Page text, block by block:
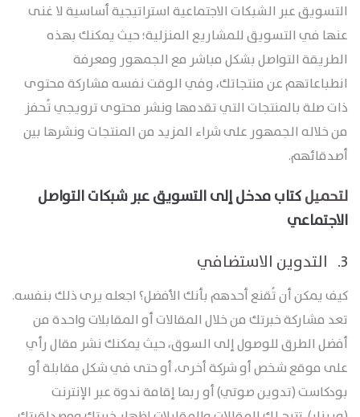
التسويق عبر الشبكات الاجتماعية استراتيجية أساسية لا غنى
عنها في التسويق للمشاريع المنزلية؛ حيث يمكنك بهذه
الطريقة التواصل بشكل مباشر مع الجمهور ومعرفة
انطباعاتهم عن منتجاتك، وفي الوقت نفسه مشاركة محتوى
ذات صلة بالمنتجات التي تقدمها ونشر محتوى ترويجي تُحفز
من خلاله الجمهور على شراء المزيد من المنتجات ونشرها بين
أصدقائهم.
لتحميلكتاب ﻣﺪﺧﻞ ﺇﻟﻰ ﺍلتسويق ﻋﺒﺮ ﺷﺒﻜﺎﺕ ﺍﻟﺘﻮﺍﺻﻞ
ﺍﻻﺟﺘﻤﺎﻋﻲ
3. التدوين الاستضافي
كيف يمكن أن تُقنع أحدهم بأنك الأفضل؟ اجعله يرى ذلك بنفسه.
تعد مشاركة خبرتك من خلال المقالات أو المقابلات واحدة من
أفضل الطرق للوصول إلى السوق، حيث يمكنك نشر مقال رأي
على موقع شخص أو شركة أخرى، أو حتى في شكل مقابلة أو
بودكاست (تدوين صوتي) أو ربما إقامة ندوة عبر الإنترنت